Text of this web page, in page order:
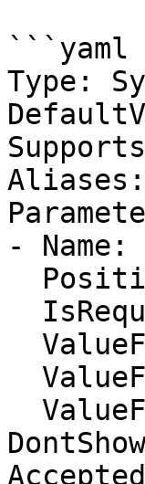
```yaml
Type:
-